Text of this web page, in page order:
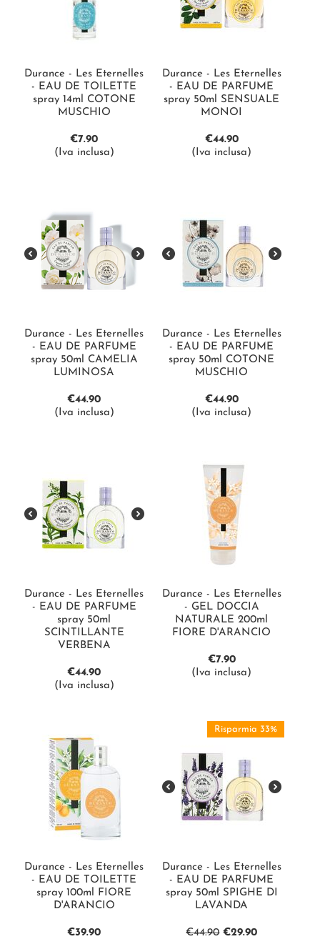
Durance - Les Eternelles
- EAU DE TOILETTE
spray 14ml COTONE
MUSCHIO
€7.90
(Iva inclusa)
Durance - Les Eternelles
- EAU DE PARFUME
spray 50ml SENSUALE
MONOI
€44.90
(Iva inclusa)
Durance - Les Eternelles
- EAU DE PARFUME
spray 50ml CAMELIA
LUMINOSA
€44.90
(Iva inclusa)
Durance - Les Eternelles
- EAU DE PARFUME
spray 50ml COTONE
MUSCHIO
€44.90
(Iva inclusa)
Durance - Les Eternelles
- EAU DE PARFUME
spray 50ml
SCINTILLANTE
VERBENA
€44.90
(Iva inclusa)
Durance - Les Eternelles
- GEL DOCCIA
NATURALE 200ml
FIORE D'ARANCIO
€7.90
(Iva inclusa)
Durance - Les Eternelles
- EAU DE TOILETTE
spray 100ml FIORE
D'ARANCIO
€39.90
Risparmia 33%
Durance - Les Eternelles
- EAU DE PARFUME
spray 50ml SPIGHE DI
LAVANDA
€44.90 €29.90